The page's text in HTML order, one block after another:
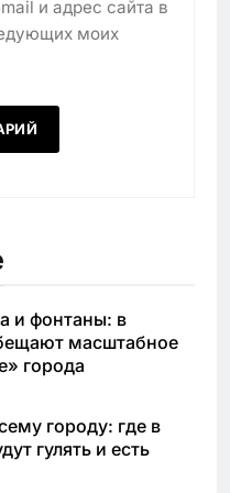
и адрес сайта в
моих
и фонтаны: в
масштабное
города
городу: где в
гулять и есть